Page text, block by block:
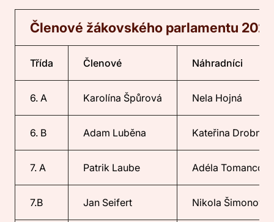
Členové žákovského parlamentu
Třída Členové Náhradníci
6. A Karolína Špůrová Nela Hojná
6. B Adam Luběna Kateřina Drobná
7. A Patrik Laube Adéla
7.B Jan Seifert Nikola Šimonová